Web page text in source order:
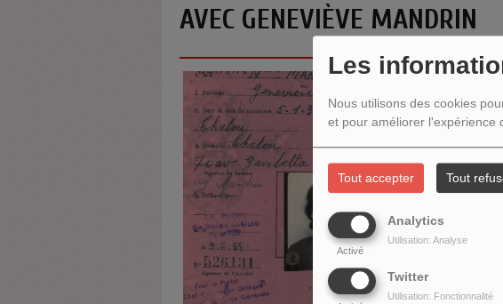
Les
Nous utilisons des cookies
et pour améliorer l'expérience
Tout accepter Tout
Analytics
Activé
Utilisation: Analyse
Twitter
Utilisation: Fonctionnalité
AVEC GENEVIÈVE MANDRIN